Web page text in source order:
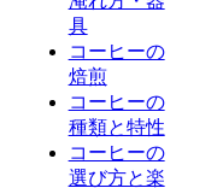
具
コーヒーの
焙煎
コーヒーの
種類と特性
コーヒーの
選び方と楽